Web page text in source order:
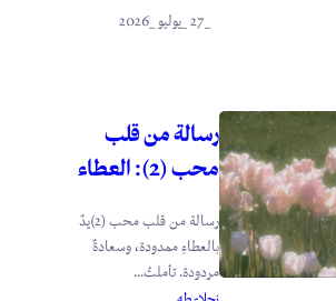
رسالة من قلب
محب (2): العطاء
رسالة من قلب محب (2)يدٌ
بالعطاءِ ممدودة، وسعادةٌ
مردودة. تأملتُ...
نجلاء طه